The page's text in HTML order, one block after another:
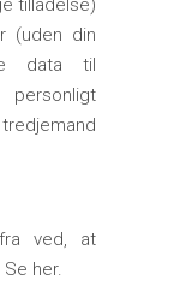
tilladelse)
(uden din
data til
ved, at
her.